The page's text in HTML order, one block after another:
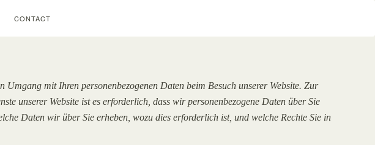
CONTACT
mit Ihren personenbezogenen Daten beim Besuch unserer Website. Zur
unserer Website ist es erforderlich, dass wir personenbezogene Daten über Sie
Daten wir über Sie erheben, wozu dies erforderlich ist, und welche Rechte Sie in